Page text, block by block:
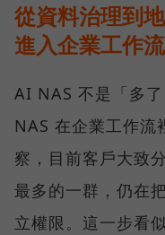
從資料治理到
進入企業工作
AI NAS 不是「多
NAS 在企業工作
察，目前客戶大致
最多的一群，仍在
立權限。這一步看